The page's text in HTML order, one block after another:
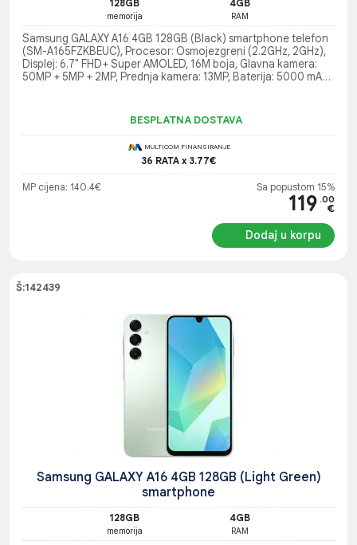
128GB
memorija
4GB
RAM
Samsung GALAXY A16 4GB 128GB (Black) smartphone telefon
(SM-A165FZKBEUC), Procesor: Osmojezgreni (2.2GHz, 2GHz),
Displej: 6.7" FHD+ Super AMOLED, 16M boja, Glavna kamera:
50MP + 5MP + 2MP, Prednja kamera: 13MP, Baterija: 5000 mAh,
BESPLATNA DOSTAVA
MULTICOM FINANSIRANJE
36 RATA x 3.77€
MP cijena: 140.4€ Sa popustom 15%
119 .00
€
Dodaj u korpu
Š:142439
Samsung GALAXY A16 4GB 128GB (Light Green)
smartphone
128GB
memorija
4GB
RAM